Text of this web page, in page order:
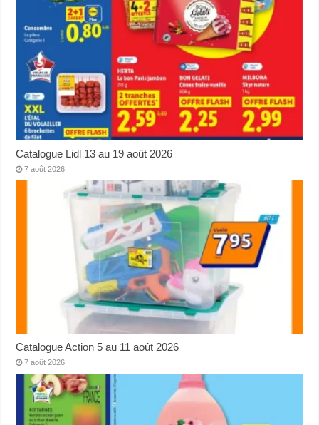
Catalogue Lidl 13 au 19 août 2026
7 août 2026
Catalogue Action 5 au 11 août 2026
7 août 2026